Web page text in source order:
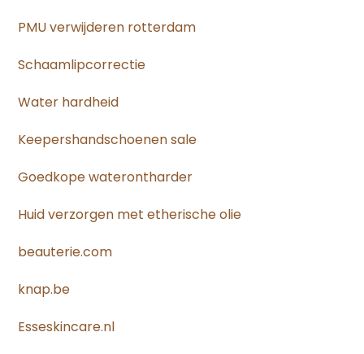
PMU verwijderen rotterdam
Schaamlipcorrectie
Water hardheid
Keepershandschoenen sale
Goedkope waterontharder
Huid verzorgen met etherische olie
beauterie.com
knap.be
Esseskincare.nl